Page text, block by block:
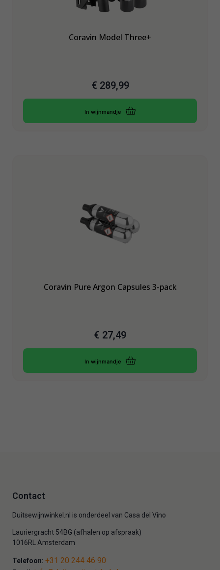
Coravin Model Three+
€ 289,99
In wijnmandje
Coravin Pure Argon Capsules 3-pack
€ 27,49
In wijnmandje
Contact
Duitsewijnwinkel.nl is onderdeel van Casa del Vino
Lauriergracht 54BG (afhalen op afspraak)
1016RL Amsterdam
Telefoon: +31 20 244 46 90